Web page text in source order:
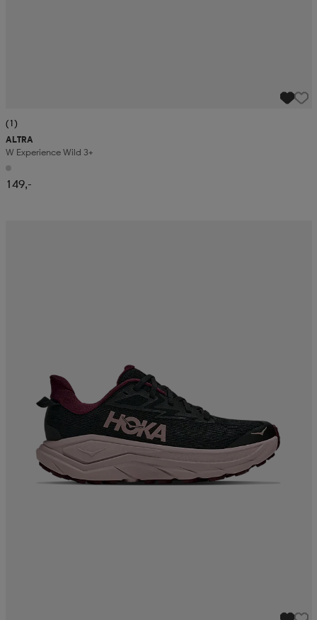
(1)
ALTRA
W Experience Wild 3+
149,-